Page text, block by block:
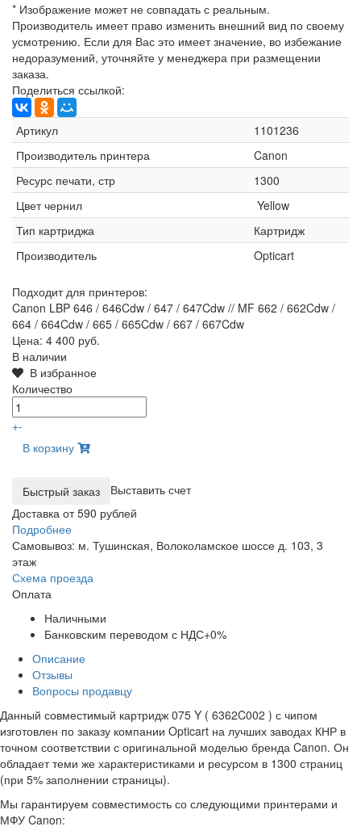
* Изображение может не совпадать с реальным.
Производитель имеет право изменить внешний вид по своему
усмотрению. Если для Вас это имеет значение, во избежание
недоразумений, уточняйте у менеджера при размещении
заказа.
Поделиться ссылкой:
Артикул
1101236
Производитель принтера
Canon
Ресурс печати, стр
1300
Цвет чернил
Yellow
Тип картриджа
Картридж
Производитель
Opticart
Подходит для принтеров:
Canon LBP 646 / 646Cdw / 647 / 647Cdw // MF 662 / 662Cdw /
664 / 664Cdw / 665 / 665Cdw / 667 / 667Cdw
Цена: 4 400 руб.
В наличии
В избранное
Количество
+-
В корзину
Выставить счет
Доставка от 590 рублей
Подробнее
Самовывоз: м. Тушинская, Волоколамское шоссе д. 103, 3
этаж
Схема проезда
Оплата
Наличными
Банковским переводом с НДС+0%
Описание
Отзывы
Вопросы продавцу
Данный совместимый картридж 075 Y ( 6362C002 ) с чипом
изготовлен по заказу компании Opticart на лучших заводах КНР в
точном соответствии с оригинальной моделью бренда Canon. Он
обладает теми же характеристиками и ресурсом в 1300 страниц
(при 5% заполнении страницы).
Мы гарантируем совместимость со следующими принтерами и
МФУ Canon: